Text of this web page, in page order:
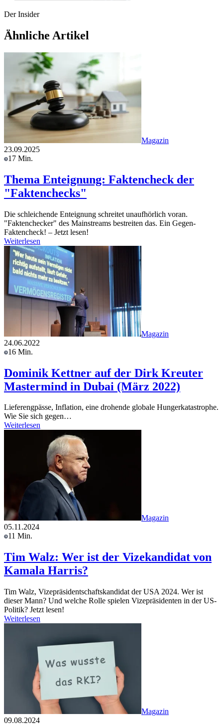
Der Insider
Ähnliche Artikel
Magazin
23.09.2025
17 Min.
Thema Enteignung: Faktencheck der
"Faktenchecks"
Die schleichende Enteignung schreitet unaufhörlich voran.
"Faktenchecker" des Mainstreams bestreiten das. Ein Gegen-
Faktencheck! – Jetzt lesen!
Weiterlesen
Magazin
24.06.2022
16 Min.
Dominik Kettner auf der Dirk Kreuter
Mastermind in Dubai (März 2022)
Lieferengpässe, Inflation, eine drohende globale Hungerkatastrophe.
Wie Sie sich gegen…
Weiterlesen
Magazin
05.11.2024
11 Min.
Tim Walz: Wer ist der Vizekandidat von
Kamala Harris?
Tim Walz, Vizepräsidentschaftskandidat der USA 2024. Wer ist
dieser Mann? Und welche Rolle spielen Vizepräsidenten in der US-
Politik? Jetzt lesen!
Weiterlesen
Magazin
09.08.2024